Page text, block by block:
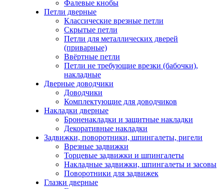
Фалевые кнобы
Петли дверные
Классические врезные петли
Скрытые петли
Петли для металлических дверей
(приварные)
Ввёртные петли
Петли не требующие врезки (бабочки),
накладные
Дверные доводчики
Доводчики
Комплектующие для доводчиков
Накладки дверные
Броненакладки и защитные накладки
Декоративные накладки
Задвижки, поворотники, шпингалеты, ригели
Врезные задвижки
Торцевые задвижки и шпингалеты
Накладные задвижки, шпингалеты и засовы
Поворотники для задвижек
Глазки дверные